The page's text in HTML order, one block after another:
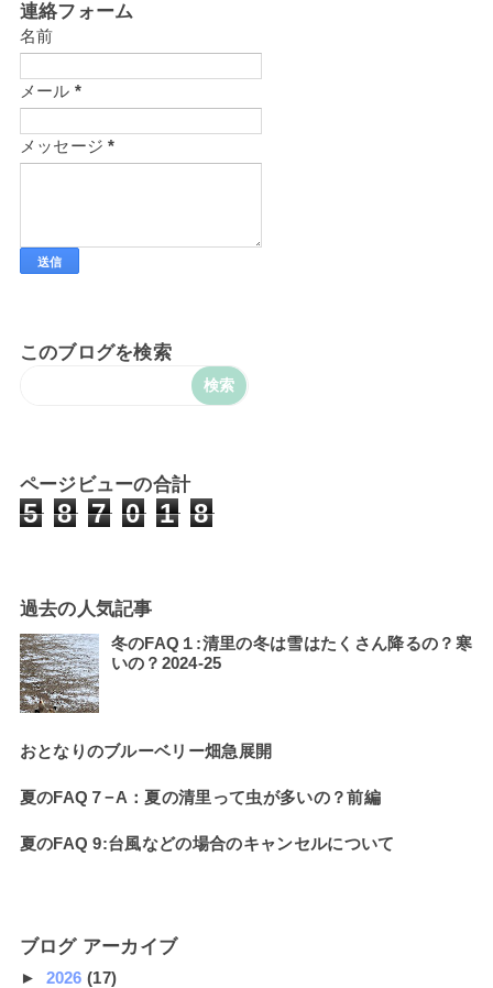
連絡フォーム
名前
メール *
メッセージ*
このブログを検索
ページビューの合計
5 8 7 0 1 8
過去の人気記事
冬のFAQ１:清里の冬は雪はたくさん降るの？寒
いの？2024-25
おとなりのブルーベリー畑急展開
夏のFAQ７−A：夏の清里って虫が多いの？前編
夏のFAQ 9:台風などの場合のキャンセルについて
ブログ アーカイブ
► 2026(17)